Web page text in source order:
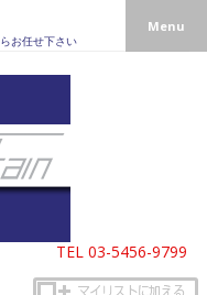
お任せ下さい
TEL 03-5456-9799
Menu